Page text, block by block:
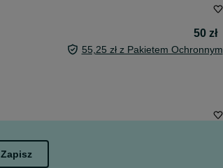
50 zł
55,25 zł z Pakietem Ochronnym
Zapisz